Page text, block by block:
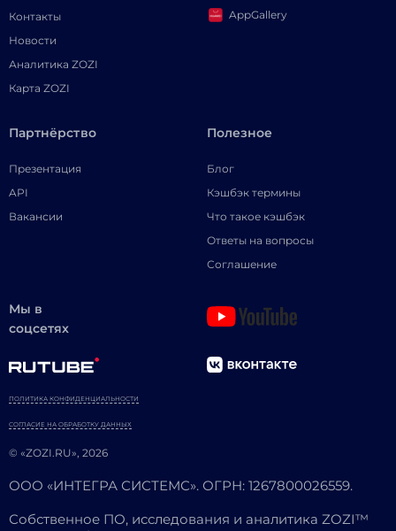
Контакты
Новости
Аналитика ZOZI
Карта ZOZI
AppGallery
Партнёрство
Презентация
API
Вакансии
Полезное
Блог
Кэшбэк термины
Что такое кэшбэк
Ответы на вопросы
Соглашение
Мы в
соцсетях
© «ZOZI.RU», 2026
ПОЛИТИКА КОНФИДЕНЦИАЛЬНОСТИ
СОГЛАСИЕ НА ОБРАБОТКУ ДАННЫХ
ООО «ИНТЕГРА СИСТЕМС». ОГРН: 1267800026559.
Собственное ПО, исследования и аналитика ZOZI™